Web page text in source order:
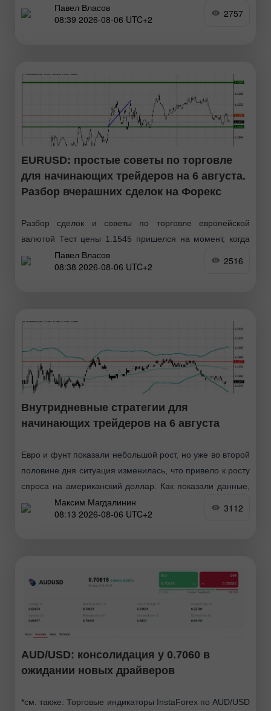
MACD много прошел вверх от нулевой отметки, что
ограничивало восходящий потенциал пары. По этой
Павел Власов
08:39 2026-08-06 UTC+2
2757
EURUSD: простые советы по торговле
для начинающих трейдеров на 6 августа.
Разбор вчерашних сделок на Форекс
Разбор сделок и советы по торговле европейской
валютой Тест цены 1.1545 пришелся на момент, когда
индикатор MACD только начинал движение вверх от
нулевой отметки, что стало подтверждением правильной
Павел Власов
08:38 2026-08-06 UTC+2
2516
Внутридневные стратегии для
начинающих трейдеров на 6 августа
Евро и фунт показали небольшой рост, но уже во второй
половине дня ситуация изменилась, что привело к росту
спроса на американский доллар. Как показали данные,
частный сектор США уверенно вошёл
Максим Магдалинин
08:13 2026-08-06 UTC+2
3112
AUD/USD: консолидация у 0.7060 в
ожидании новых драйверов
*см. также: Торговые индикаторы InstaForex по AUD/USD